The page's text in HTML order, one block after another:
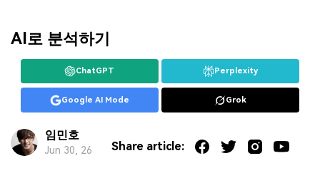
AI로 분석하기
ChatGPT Perplexity
Google AI Mode Grok
임민호
Jun 30, 26 Share article: